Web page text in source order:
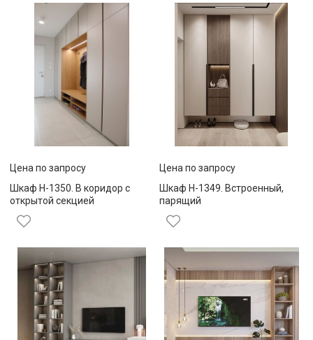
Цена по запросу
Шкаф Н-1350. В коридор с
открытой секцией
Цена по запросу
Шкаф Н-1349. Встроенный,
парящий